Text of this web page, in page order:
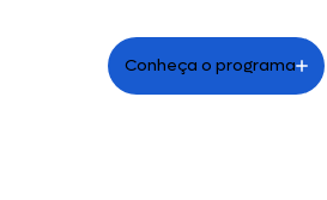
Conheça o programa